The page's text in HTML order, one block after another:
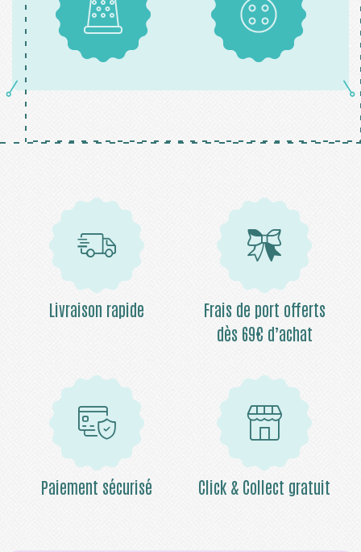
Mercerie Boutons
Livraison rapide
Frais de port offerts
dès 69€ d’achat
Paiement sécurisé Click & Collect gratuit